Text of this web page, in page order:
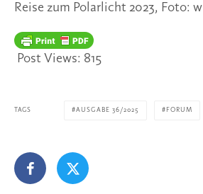
Reise zum Polarlicht 2023, Foto:
Post Views: 815
TAGS AUSGABE 36/2025 FORUM